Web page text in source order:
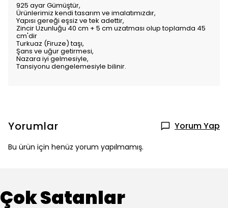
925 ayar Gümüştür,
Ürünlerimiz kendi tasarım ve imalatımızdır,
Yapısı gereği eşsiz ve tek adettir,
Zincir Uzunluğu 40 cm + 5 cm uzatması olup toplamda 45
cm'dir
Turkuaz (Firuze) taşı,
Şans ve uğur getirmesi,
Nazara iyi gelmesiyle,
Tansiyonu dengelemesiyle bilinir.
Yorumlar Yorum Yap
Bu ürün için henüz yorum yapılmamış.
Çok Satanlar